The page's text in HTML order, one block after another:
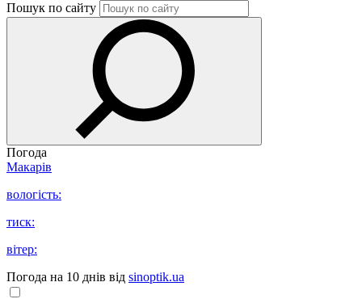
Пошук по сайту
Погода
Макарів
вологість:
тиск:
вітер:
Погода на 10 днів від sinoptik.ua